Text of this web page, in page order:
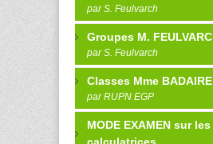
par S. Feulvarch
Groupes M.
par S. Feulvarch
Classes Mme BADAIRE
par RUPN EGP
MODE EXAMEN sur les